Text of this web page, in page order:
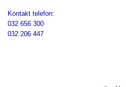
Kontakt telefon:
032 656 300
032 206 447